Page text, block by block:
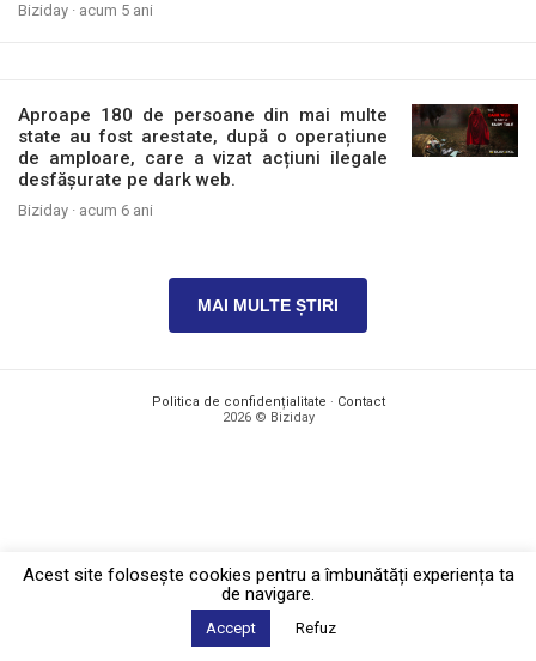
Biziday · acum 5 ani
Aproape 180 de persoane din mai multe
state au fost arestate, după o operațiune
de amploare, care a vizat acțiuni ilegale
desfășurate pe dark web.
Biziday · acum 6 ani
MAI MULTE ȘTIRI
Politica de confidențialitate · Contact
2026 © Biziday
Acest site foloseşte cookies pentru a îmbunătăți experiența ta
de navigare.
Accept Refuz